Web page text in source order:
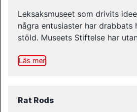
Leksaksmuseet som drivits
några entusiaster har drabbats
stöld. Museets Stiftelse har
Läs mer
Rat Rods